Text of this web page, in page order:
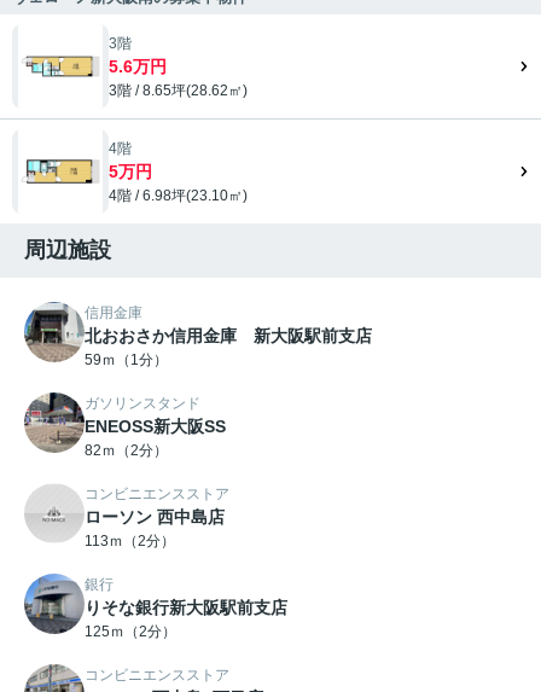
3階
5.6万円
3階 / 8.65坪(28.62㎡)
4階
5万円
4階 / 6.98坪(23.10㎡)
周辺施設
信用金庫
北おおさか信用金庫 新大阪駅前支店
59ｍ（1分）
ガソリンスタンド
ENEOSS新大阪SS
82ｍ（2分）
コンビニエンスストア
ローソン 西中島店
113ｍ（2分）
銀行
りそな銀行新大阪駅前支店
125ｍ（2分）
コンビニエンスストア